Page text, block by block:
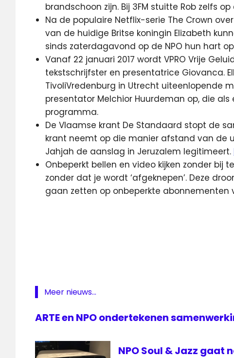
brandschoon zijn. Bij 3FM stuitte Rob zelfs op
Na de populaire Netflix-serie The Crown
van de huidige Britse koningin Elizabeth
sinds zaterdagavond op de NPO hun hart
Vanaf 22 januari 2017 wordt VPRO Vrije
tekstschrijfster en presentatrice Giovanca.
TivoliVredenburg in Utrecht uiteenlopende
presentator Melchior Huurdeman op, die
programma.
De Vlaamse krant De Standaard stopt de
krant neemt op die manier afstand van de
Jahjah de aanslag in Jeruzalem legitimeert.
Onbeperkt bellen en video kijken zonder bij
zonder dat je wordt ‘afgeknepen’. Deze
gaan zetten op onbeperkte abonnementen
Rob
RTV
Oost
Meer nieuws...
ARTE en NPO ondertekenen
NPO Soul & Jazz gaat